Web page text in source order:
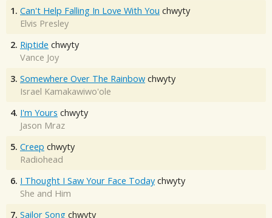
1. Can't Help Falling In Love With You chwyty
Elvis Presley
2. Riptide chwyty
Vance Joy
3. Somewhere Over The Rainbow chwyty
Israel Kamakawiwo'ole
4. I'm Yours chwyty
Jason Mraz
5. Creep chwyty
Radiohead
6. I Thought I Saw Your Face Today chwyty
She and Him
7. Sailor Song chwyty